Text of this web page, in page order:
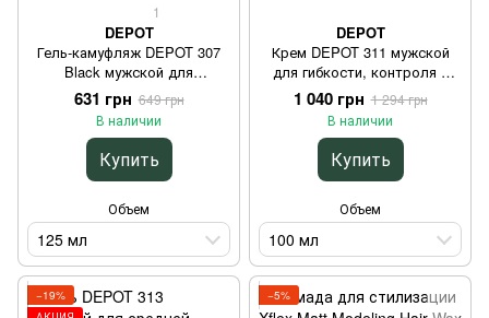
1
DEPOT
Гель-камуфляж DEPOT 307
Black мужской для
маскировки седины 125 мл
631 грн 649 грн
В наличии
Купить
Объем
125 мл
DEPOT
Крем DEPOT 311 мужской
для гибкости, контроля и
блеска укладки 100 мл
1 040 грн 1 294 грн
В наличии
Купить
Объем
100 мл
−19%
−5%